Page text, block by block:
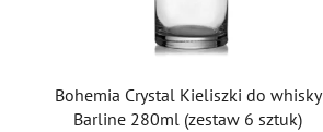
Bohemia Crystal Kieliszki do whisky
Barline 280ml (zestaw 6 sztuk)